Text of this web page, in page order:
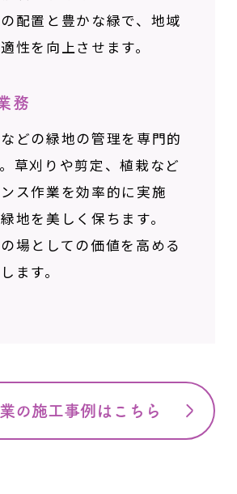
配置と豊かな緑で、 地域
性を向上させます。
務
どの緑地の管理を専門的
草刈りや剪定、植栽など
ス作業を効率的に実施
地を美しく保ちます。
場としての価値を高める
ます。
の施工事例はこちら